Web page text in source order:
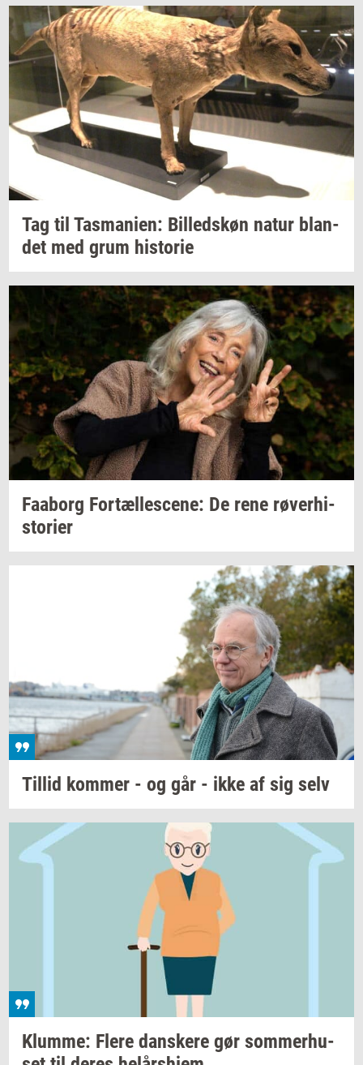
Tag til Tas­ma­ni­en: Bil­leds­køn natur blan­
det med grum hi­sto­rie
Faa­borg For­tæl­les­ce­ne: De rene rø­ver­hi­
sto­ri­er
Til­lid kom­mer - og går - ikke af sig selv
Klum­me: Flere dan­ske­re gør som­mer­hu­